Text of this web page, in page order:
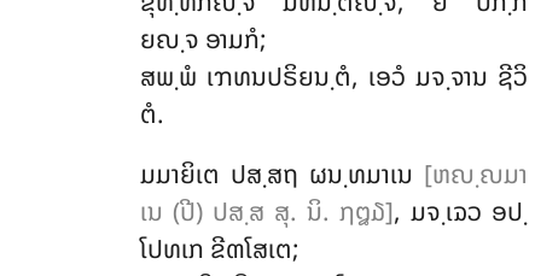
ຍຎ຺ຈ ອາມກໍ;
ສພ຺ພໍ ເຠທນປຣິຍນ຺ຕໍ, ເອວໍ ມຈ຺ຈານ ຊີວິ
ຕໍ.
ມມາຍິເຕ ປສ຺ສຖ ຜນ຺ທມາເນ [ຫຎ຺ຎມາ
ເນ (ປີ) ປສ຺ສ ສຸ. ນິ. ໗໘໓], ມຈ຺ເຉວ ອປ຺
ໂປທເກ ຂີຓໂສເຕ;